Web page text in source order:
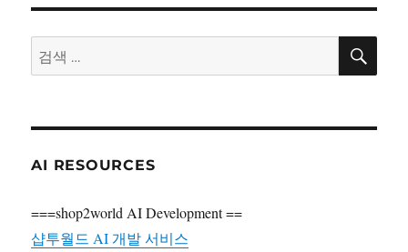
포
의
통
하
보
여
검
색:
검
AI RESOURCES
===shop2world AI Development ==
샵투월드 AI 개발 서비스